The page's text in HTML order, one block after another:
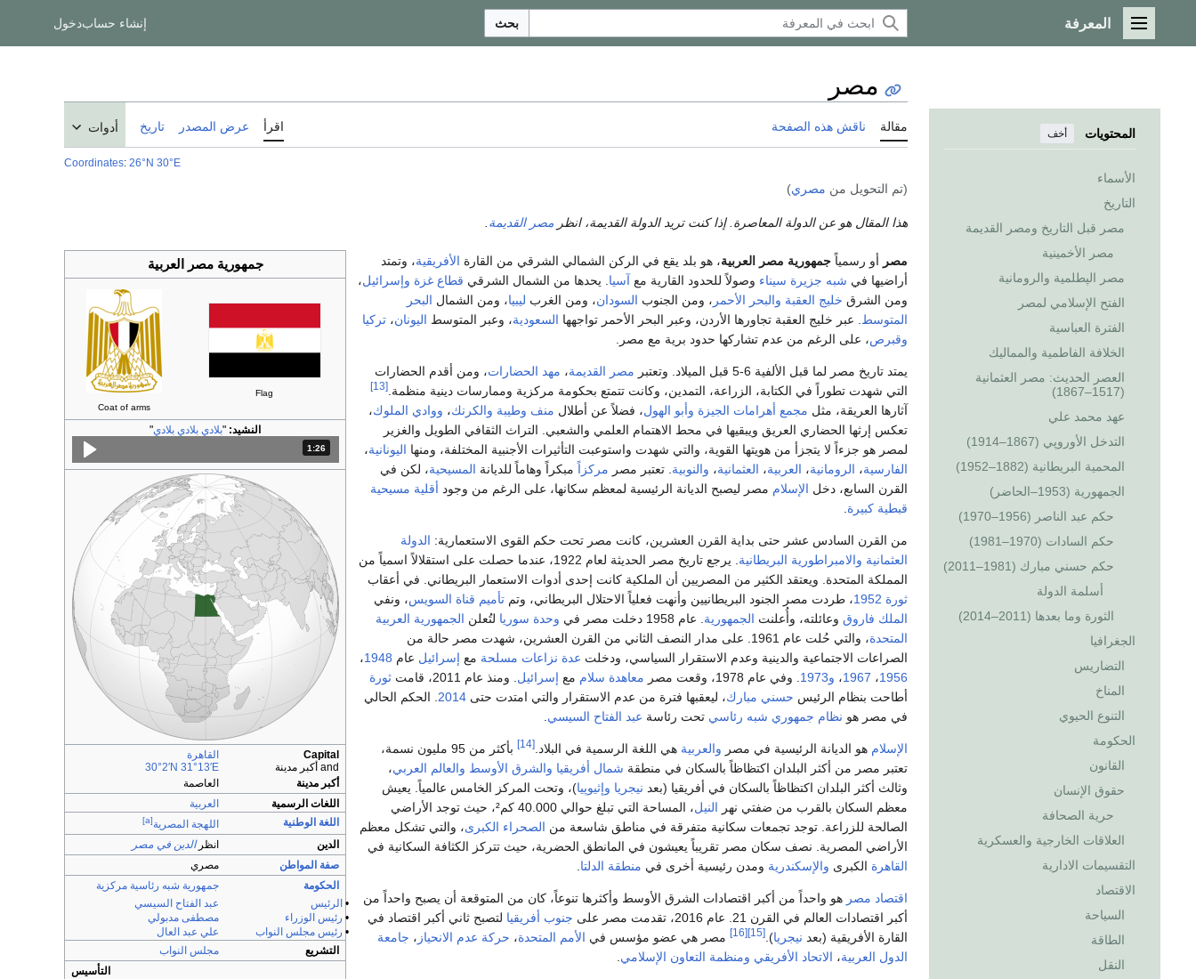
القائمة الرئيسية
المعرفة بحث إنشاء حسابدخول
المحتويات أخف
الأسماء
التاريخ
مصر قبل التاريخ ومصر القديمة
مصر الأخمينية
مصر الپطلمية والرومانية
الفتح الإسلامي لمصر
الفترة العباسية
الخلافة الفاطمية والمماليك
العصر الحديث: مصر العثمانية
(1517–1867)
عهد محمد علي
التدخل الأوروپي (1867–1914)
المحمية البريطانية (1882–1952)
الجمهورية (1953–الحاضر)
حكم عبد الناصر (1956–1970)
حكم السادات (1970–1981)
حكم حسني مبارك (1981–2011)
أسلمة الدولة
الثورة وما بعدها (2011–2014)
الجغرافيا
التضاريس
المناخ
التنوع الحيوي
الحكومة
القانون
حقوق الإنسان
حرية الصحافة
العلاقات الخارجية والعسكرية
التقسيمات الادارية
الاقتصاد
السياحة
الطاقة
النقل
مصر
مقالة ناقش هذه الصفحة اقرأ عرض المصدر تاريخ أدوات
Coordinates: 26°N 30°E
(تم التحويل من مصري)
هذا المقال هو عن الدولة المعاصرة. إذا كنت تريد الدولة القديمة، انظر مصر القديمة
جمهورية مصر العربية
Flag
Coat of arms
النشيد: "بلادي بلادي بلادي"
المدة: دقائق و 26 ثواني.
1:26
Capital
and أكبر مدينة
القاهرة
30°2′N 31°13′E
أكبر مدينة
العاصمة
اللغات الرسمية
العربية
اللغة الوطنية
اللهجة المصرية[a]
الدين انظرالدين في مصر
صفة المواطن
مصري
الحكومة
جمهورية شبه رئاسية مركزية
• الرئيس
عبد الفتاح السيسي
• رئيس الوزراء
مصطفى مدبولي
• رئيس مجلس النواب
علي عبد العال
التشريع
مجلس النواب
التأسيس
مصر أو رسمياً جمهورية مصر العربية، هو بلد يقع في الركن الشمالي الشرقي من القارة الأفريقية، وتمتد
أراضيها في شبه جزيرة سيناء وصولاً للحدود القارية مع آسيا . يحدها من الشمال الشرقي قطاع غزة وإسرائيل،
ومن الشرق خليج العقبة والبحر الأحمر ، ومن الجنوب السودان، ومن الغرب ليبيا، ومن الشمال البحر
المتوسط . عبر خليج العقبة تجاورها الأردن، وعبر البحر الأحمر تواجهها السعودية، وعبر المتوسط اليونان، تركيا
وقبرص، على الرغم من عدم تشاركها حدود برية مع مصر.
يمتد تاريخ مصر لما قبل الألفية 6-5 قبل الميلاد. وتعتبر مصر القديمة، مهد الحضارات، ومن أقدم الحضارات
التي شهدت تطوراً في الكتابة، الزراعة، التمدين، وكانت تتمتع بحكومة مركزية وممارسات دينية منظمة. [13]
آثارها العريقة، مثل مجمع أهرامات الجيزة وأبو الهول، فضلاً عن أطلال منف وطيبة والكرنك، ووادي الملوك،
تعكس إرثها الحضاري العريق ويبقيها في محط الاهتمام العلمي والشعبي. التراث الثقافي الطويل والغزير
لمصر هو جزءاً لا يتجزأ من هويتها القوية، والتي شهدت واستوعبت التأثيرات الأجنبية المختلفة، ومنها اليونانية،
الفارسية، الرومانية، العربية، العثمانية، والنوبية . تعتبر مصر مركزاً مبكراً وهاماً للديانة المسيحية، لكن في
القرن السابع، دخل الإسلام مصر ليصبح الديانة الرئيسية لمعظم سكانها، على الرغم من وجود أقلية مسيحية
قبطية كبيرة
من القرن السادس عشر حتى بداية القرن العشرين، كانت مصر تحت حكم القوى الاستعمارية: الدولة
العثمانية والامبراطورية البريطانية
. يرجع تاريخ مصر الحديثة لعام 1922، عندما حصلت على استقلالاً اسمياً من
المملكة المتحدة. ويعتقد الكثير من المصريين أن الملكية كانت إحدى أدوات الاستعمار البريطاني. في أعقاب
ثورة 1952
، طردت مصر الجنود البريطانيين وأنهت فعلياً الاحتلال البريطاني، وتم تأميم قناة السويس، ونفي
الملك فاروق وعائلته، وأُعلنت الجمهورية . عام 1958 دخلت مصر في وحدة سوريا لتُعلن الجمهورية العربية
المتحدة
، والتي حُلت عام 1961. على مدار النصف الثاني من القرن العشرين، شهدت مصر حالة من
الصراعات الاجتماعية والدينية وعدم الاستقرار السياسي، ودخلت عدة نزاعات مسلحة مع إسرائيل عام 1948،
1956، 1967، و1973 . وفي عام 1978، وقعت مصر معاهدة سلام مع إسرائيل . ومنذ عام 2011، قامت
ثورة
أطاحت بنظام الرئيس حسني مبارك، ليعقبها فترة من عدم الاستقرار والتي امتدت حتى 2014 . الحكم الحالي
في مصر هو نظام جمهوري شبه رئاسي تحت رئاسة عبد الفتاح السيسي
الإسلام هو الديانة الرئيسية في مصر والعربية هي اللغة الرسمية في البلاد. [14]
بأكثر من 95 مليون نسمة،
تعتبر مصر من أكثر البلدان اكتظاظاً بالسكان في منطقة شمال أفريقيا والشرق الأوسط والعالم العربي،
وثالث أكثر البلدان اكتظاظاً بالسكان في أفريقيا (بعد نيجريا وإثيوپيا)، وتحت المركز الخامس عالمياً. يعيش
معظم السكان بالقرب من ضفتي نهر النيل
، المساحة التي تبلغ حوالي 40.000 كم²، حيث توجد الأراضي
الصالحة للزراعة. توجد تجمعات سكانية متفرقة في مناطق شاسعة من الصحراء الكبرى، والتي تشكل معظم
الأراضي المصرية. نصف سكان مصر تقريباً يعيشون في المانطق الحضرية، حيث تتركز الكثافة السكانية في
القاهرة الكبرى والإسكندرية ومدن رئيسية أخرى في منطقة الدلتا
اقتصاد مصر هو واحداً من أكبر اقتصادات الشرق الأوسط وأكثرها تنوعاً، كان من المتوقعة أن يصبح واحداً من
أكبر اقتصادات العالم في القرن 21. عام 2016، تقدمت مصر على
جنوب أفريقيا لتصبح ثاني أكبر اقتصاد في
القارة الأفريقية (بعد نيجريا).
[15]
[16] مصر هي عضو مؤسس في الأمم المتحدة، حركة عدم الانحياز ، جامعة
الدول العربية، الاتحاد الأفريقي ومنظمة التعاون الإسلامي